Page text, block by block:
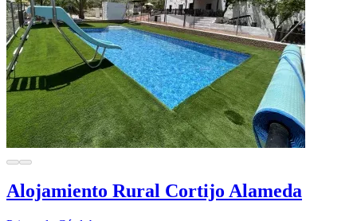
Alojamiento Rural Cortijo Alameda